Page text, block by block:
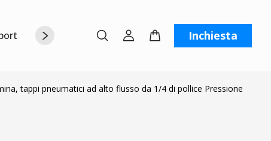
Chi siamo Contattaci Inchiesta
tappi pneumatici ad alto flusso da 1/4 di pollice Pressione